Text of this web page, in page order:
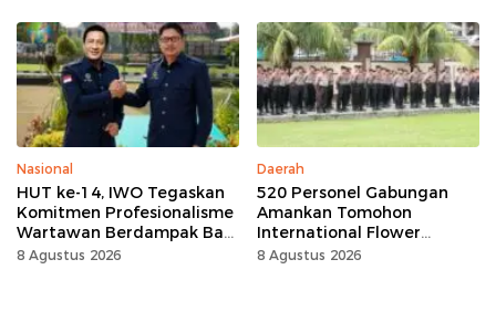
Nasional
HUT ke-14, IWO Tegaskan
Komitmen Profesionalisme
Wartawan Berdampak Bagi
Kebaikan Bangsa
8 Agustus 2026
Daerah
520 Personel Gabungan
Amankan Tomohon
International Flower
Festival
8 Agustus 2026